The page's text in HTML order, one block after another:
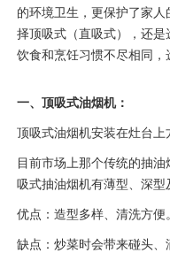
的环境卫生，更保护了家
择顶吸式（直吸式），还
饮食和烹饪习惯不尽相同，
一、顶吸式油烟机：
顶吸式油烟机安装在灶台上
目前市场上那个传统的抽
吸式抽油烟机有薄型、深型
优点：造型多样、清洗方便。
缺点：炒菜时会带来碰头、